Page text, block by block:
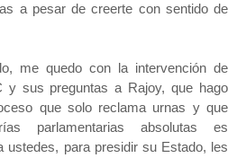
a pesar de creerte con sentido de
me quedo con la intervención de
y sus preguntas a Rajoy, que hago
que solo reclama urnas y que
parlamentarias absolutas es
ustedes, para presidir su Estado, les